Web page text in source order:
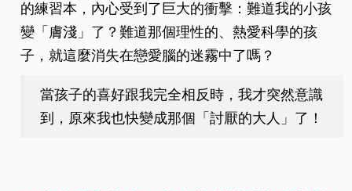
的練習本，內心受到了巨大的衝擊：難道我的小孩
變「膚淺」了？難道那個理性的、熱愛科學的孩
子，就這麼消失在戀愛腦的迷霧中了嗎？
當孩子的喜好跟我完全相反時，我才突然意識
到，原來我也快變成那個「討厭的大人」了！